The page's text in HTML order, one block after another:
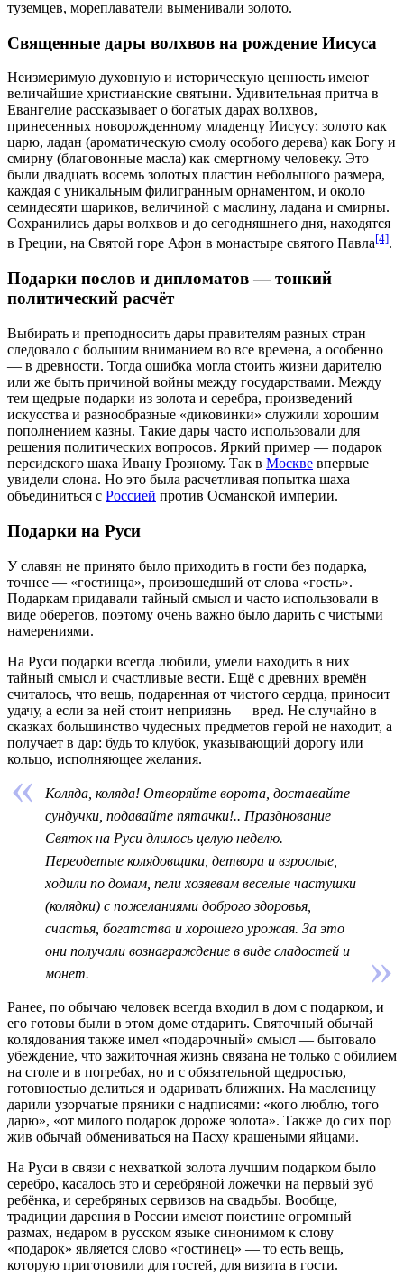
туземцев, мореплаватели выменивали золото.
Священные дары волхвов на рождение Иисуса
Неизмеримую духовную и историческую ценность имеют
величайшие христианские святыни. Удивительная притча в
Евангелие рассказывает о богатых дарах волхвов,
принесенных новорожденному младенцу Иисусу: золото как
царю, ладан (ароматическую смолу особого дерева) как Богу и
смирну (благовонные масла) как смертному человеку. Это
были двадцать восемь золотых пластин небольшого размера,
каждая с уникальным филигранным орнаментом, и около
семидесяти шариков, величиной с маслину, ладана и смирны.
Сохранились дары волхвов и до сегодняшнего дня, находятся
в Греции, на Святой горе Афон в монастыре святого Павла[4].
Подарки послов и дипломатов ― тонкий
политический расчёт
Выбирать и преподносить дары правителям разных стран
следовало с большим вниманием во все времена, а особенно
― в древности. Тогда ошибка могла стоить жизни дарителю
или же быть причиной войны между государствами. Между
тем щедрые подарки из золота и серебра, произведений
искусства и разнообразные «диковинки» служили хорошим
пополнением казны. Такие дары часто использовали для
решения политических вопросов. Яркий пример ― подарок
персидского шаха Ивану Грозному. Так в Москве впервые
увидели слона. Но это была расчетливая попытка шаха
объединиться с Россией против Османской империи.
Подарки на Руси
У славян не принято было приходить в гости без подарка,
точнее ― «гостинца», произошедший от слова «гость».
Подаркам придавали тайный смысл и часто использовали в
виде оберегов, поэтому очень важно было дарить с чистыми
намерениями.
На Руси подарки всегда любили, умели находить в них
тайный смысл и счастливые вести. Ещё c древних времён
считалось, что вещь, подаренная от чистого сердца, приносит
удачу, а если за ней стоит неприязнь — вред. Не случайно в
сказках большинство чудесных предметов герой не находит, а
получает в дар: будь то клубок, указывающий дорогу или
кольцо, исполняющее желания.
Коляда, коляда! Отворяйте ворота, доставайте
сундучки, подавайте пятачки!.. Празднование
Святок на Руси длилось целую неделю.
Переодетые колядовщики, детвора и взрослые,
ходили по домам, пели хозяевам веселые частушки
(колядки) с пожеланиями доброго здоровья,
счастья, богатства и хорошего урожая. За это
они получали вознаграждение в виде сладостей и
монет.
Ранее, по обычаю человек всегда входил в дом с подарком, и
его готовы были в этом доме отдарить. Святочный обычай
колядования также имел «подарочный» смысл — бытовало
убеждение, что зажиточная жизнь связана не только с обилием
на столе и в погребах, но и с обязательной щедростью,
готовностью делиться и одаривать ближних. На масленицу
дарили узорчатые пряники с надписями: «кого люблю, того
дарю», «от милого подарок дороже золота». Также до сих пор
жив обычай обмениваться на Пасху крашеными яйцами.
На Руси в связи с нехваткой золота лучшим подарком было
серебро, касалось это и серебряной ложечки на первый зуб
ребёнка, и серебряных сервизов на свадьбы. Вообще,
традиции дарения в России имеют поистине огромный
размах, недаром в русском языке синонимом к слову
«подарок» является слово «гостинец» — то есть вещь,
которую приготовили для гостей, для визита в гости.